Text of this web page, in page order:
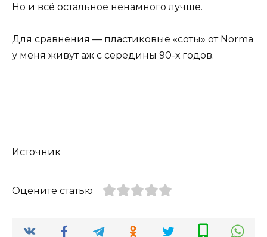
Но и всё остальное ненамного лучше.
Для сравнения — пластиковые «соты» от Norma
у меня живут аж с середины 90-х годов.
Источник
Оцените статью